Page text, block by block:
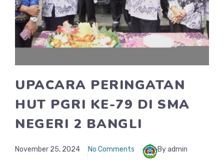
UPACARA PERINGATAN
HUT PGRI KE-79 DI SMA
NEGERI 2 BANGLI
November 25, 2024 No Comments By admin